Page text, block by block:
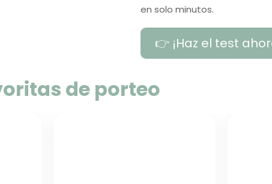
en solo minutos.
👉 ¡Haz el test
de porteo